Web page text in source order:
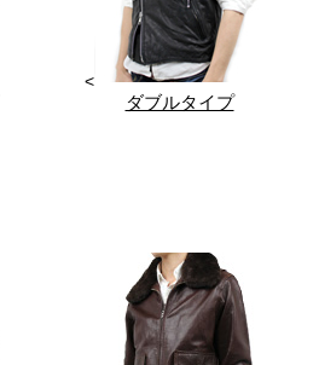
<
ダブルタイプ